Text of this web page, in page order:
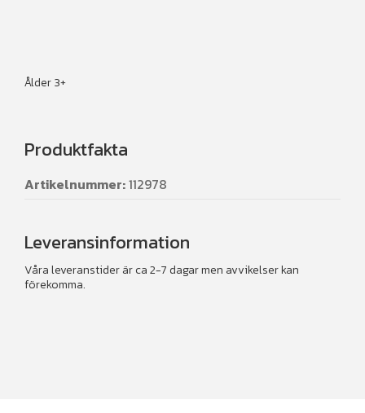
Ålder 3+
Produktfakta
Artikelnummer:112978
Leveransinformation
Våra leveranstider är ca 2-7 dagar men avvikelser kan
förekomma.